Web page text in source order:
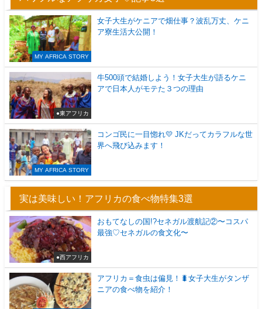
MY AFRICA STORY
女子大生がケニアで畑仕事？波乱万丈、ケニ
ア寮生活大公開！
●東アフリカ
牛500頭で結婚しよう！女子大生が語るケニ
アで日本人がモテた３つの理由
MY AFRICA STORY
コンゴ民に一目惚れ💛 JKだってカラフルな世
界へ飛び込みます！
実は美味しい！アフリカの食べ物特集3選
●西アフリカ
おもてなしの国!?セネガル渡航記②〜コスパ
最強♡セネガルの食文化〜
アフリカ＝食虫は偏見！🐛女子大生がタンザ
ニアの食べ物を紹介！